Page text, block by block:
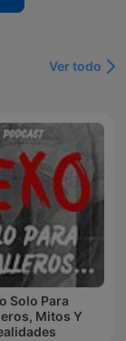
Ver todo
Solo Para
Mitos Y